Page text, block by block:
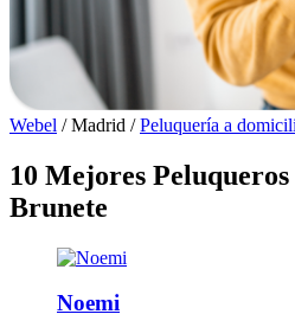
Webel / Madrid / Peluquería a
10 Mejores
Brunete
Noemi